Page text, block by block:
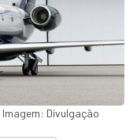
Divulgação